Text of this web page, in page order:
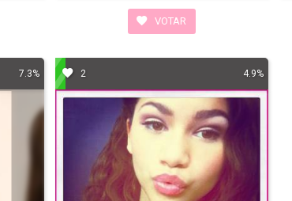
VOTAR
7.3% 2 4.9%